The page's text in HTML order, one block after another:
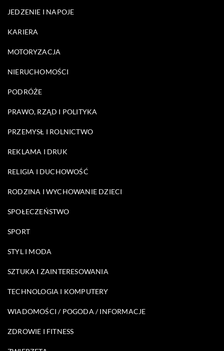
JEDZENIE I NAPOJE
KARIERA
MOTORYZACJA
NIERUCHOMOŚCI
PODRÓŻE
PRAWO, RZĄD I POLITYKA
PRZEMYSŁ I ROLNICTWO
REKLAMA I DRUK
RELIGIA I DUCHOWOŚĆ
RODZINA I WYCHOWANIE DZIECI
SPOŁECZEŃSTWO
SPORT
STYL I MODA
SZTUKA I ZAINTERESOWANIA
TECHNOLOGIA I KOMPUTERY
WIADOMOŚCI / POGODA / INFORMACJE
ZDROWIE I FITNESS